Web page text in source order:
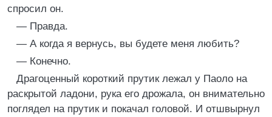
спросил он.
— Правда.
— А когда я вернусь, вы будете меня любить?
— Конечно.
Драгоценный короткий прутик лежал у Паоло на
раскрытой ладони, рука его дрожала, он внимательно
поглядел на прутик и покачал головой. И отшвырнул